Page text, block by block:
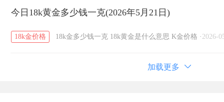
今日18k黄金多少钱一克(2026年5月21日)
18k金价格 18k金多少钱一克 18k黄金是什么意思 K金价格 · 2026-
加载更多